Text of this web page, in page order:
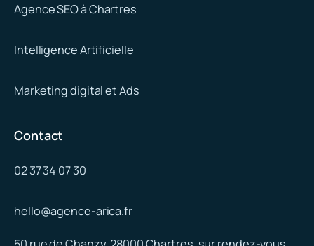
Agence SEO à Chartres
Intelligence Artificielle
Marketing digital et Ads
Contact
02 37 34 07 30
hello@agence-arica.fr